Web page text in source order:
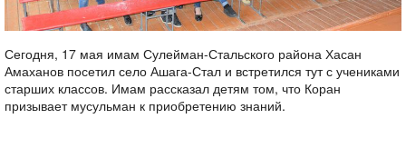
Сегодня, 17 мая имам Сулейман-Стальского района Хасан
Амаханов посетил село Ашага-Стал и встретился тут с учениками
старших классов. Имам рассказал детям том, что Коран
призывает мусульман к приобретению знаний.